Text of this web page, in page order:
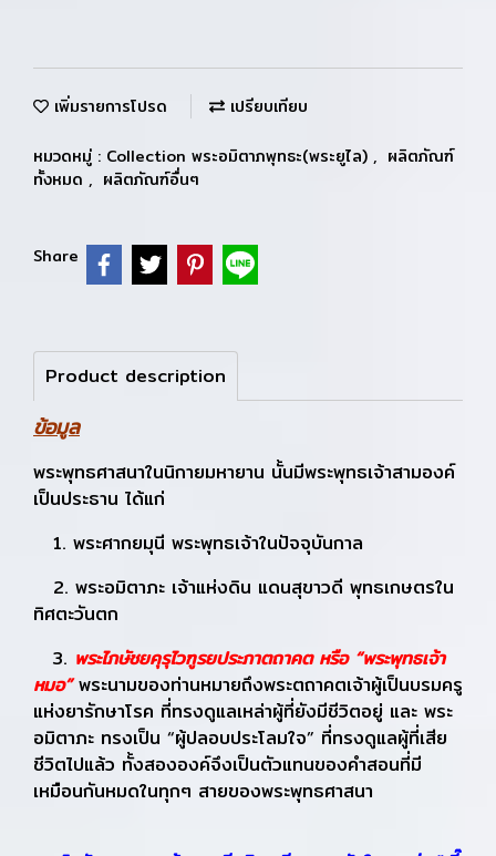
เพิ่มรายการโปรด เปรียบเทียบ
หมวดหมู่ : Collection พระอมิตาภพุทธะ(พระยูไล) , ผลิตภัณฑ์
ทั้งหมด , ผลิตภัณฑ์อื่นๆ
Share
Product description
ข้อมูล
พระพุทธศาสนาในนิกายมหายาน นั้นมีพระพุทธเจ้าสามองค์
เป็นประธาน ได้แก่
1. พระศากยมุนี พระพุทธเจ้าในปัจจุบันกาล
2. พระอมิตาภะ เจ้าแห่งดิน แดนสุขาวดี พุทธเกษตรใน
ทิศตะวันตก
3. พระไภษัชยคุรุไวฑูรยประภาตถาคต หรือ “พระพุทธเจ้า
หมอ”พระนามของท่านหมายถึงพระตถาคตเจ้าผู้เป็นบรมครู
แห่งยารักษาโรค ที่ทรงดูแลเหล่าผู้ที่ยังมีชีวิตอยู่ และ พระ
อมิตาภะ ทรงเป็น “ผู้ปลอบประโลมใจ” ที่ทรงดูแลผู้ที่เสีย
ชีวิตไปแล้ว ทั้งสององค์จึงเป็นตัวแทนของคำสอนที่มี
เหมือนกันหมดในทุกๆ สายของพระพุทธศาสนา